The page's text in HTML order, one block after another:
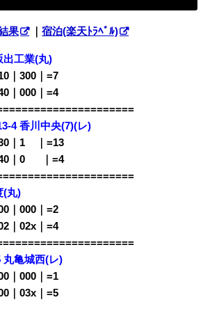
果 ｜宿泊(楽天ﾄﾗﾍﾞﾙ)
出工業(丸)
｜300｜=7
｜000｜=4
4 香川中央(7)(レ)
｜1
｜=13
｜0
｜=4
(丸)
000｜=2
02x｜=4
丸亀城西(レ)
｜000｜=1
｜03x｜=5